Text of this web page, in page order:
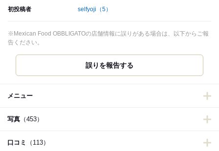
初投稿者 selfyoji （5）
※Mexican Food OBBLIGATOの店舗情報に誤りがある場合は、以下からご報
告ください。
誤りを報告する
メニュー
写真 （453）
口コミ （113）